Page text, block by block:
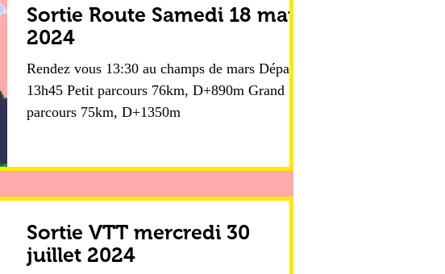
Sortie Route Samedi 18 mai
2024
Rendez vous 13:30 au champs de mars Départ
13h45 Petit parcours 76km, D+890m Grand
parcours 75km, D+1350m
Sortie VTT mercredi 30
juillet 2024